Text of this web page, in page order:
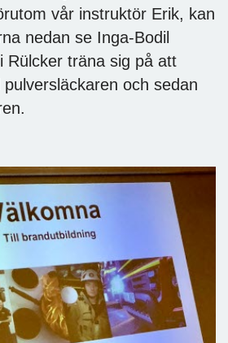
vår instruktör Erik, kan
nedan se Inga-Bodil
Rülcker träna sig på att
och sedan